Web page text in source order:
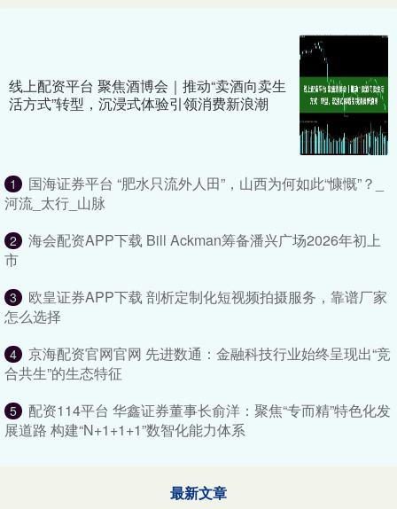
线上配资平台 聚焦酒博会｜推动“卖酒向卖生
活方式”转型，沉浸式体验引领消费新浪潮
1
国海证券平台 “肥水只流外人田”，山西为何如此“慷慨”？_
河流_太行_山脉
2
海会配资APP下载 Bill Ackman筹备潘兴广场2026年初上
市
3
欧皇证券APP下载 剖析定制化短视频拍摄服务，靠谱厂家
怎么选择
4
京海配资官网官网 先进数通：金融科技行业始终呈现出“竞
合共生”的生态特征
5
配资114平台 华鑫证券董事长俞洋：聚焦“专而精”特色化发
展道路 构建“N+1+1+1”数智化能力体系
最新文章